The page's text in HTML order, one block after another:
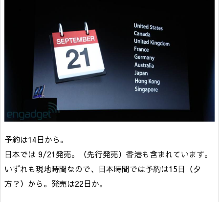
予約は14日から。
日本では 9/21発売。（先行発売）香港も含まれています。
いずれも現地時間なので、日本時間では予約は15日（夕
方？）から。発売は22日か。